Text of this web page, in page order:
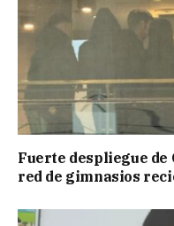
Fuerte despliegue
red de gimnasios